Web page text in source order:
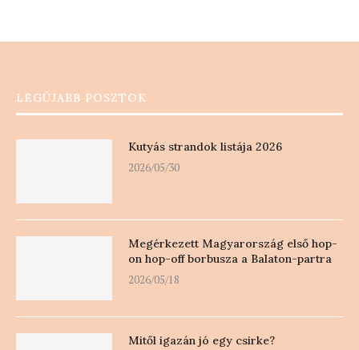
LEGÚJABB POSZTOK
Kutyás strandok listája 2026
2026/05/30
Megérkezett Magyarország első hop-
on hop-off borbusza a Balaton-partra
2026/05/18
Mitől igazán jó egy csirke?